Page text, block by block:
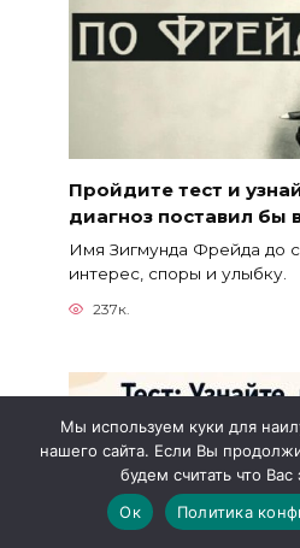
Пройдите тест и
диагноз поставил бы
Имя Зигмунда Фрейда до
интерес, споры и улыбку.
237к.
Мы используем куки для
нашего сайта. Если Вы
будем считать что Вас
Ок
Политика